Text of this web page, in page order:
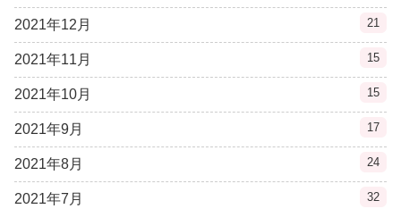
2021年12月 21
2021年11月 15
2021年10月 15
2021年9月 17
2021年8月 24
2021年7月 32